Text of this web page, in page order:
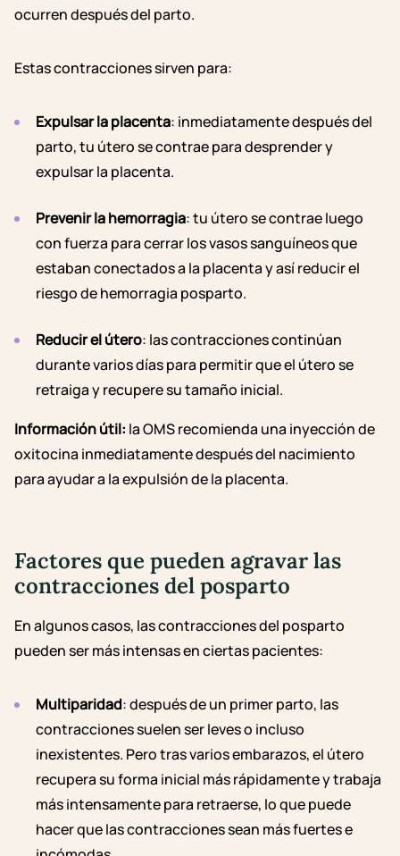
ocurren después del parto.
Estas contracciones sirven para:
Expulsar la placenta: inmediatamente después del
parto, tu útero se contrae para desprender y
expulsar la placenta.
Prevenir la hemorragia: tu útero se contrae luego
con fuerza para cerrar los vasos sanguíneos que
estaban conectados a la placenta y así reducir el
riesgo de hemorragia posparto.
Reducir el útero: las contracciones continúan
durante varios días para permitir que el útero se
retraiga y recupere su tamaño inicial.
Información útil: la OMS recomienda una inyección de
oxitocina inmediatamente después del nacimiento
para ayudar a la expulsión de la placenta.
Factores que pueden agravar las
contracciones del posparto
En algunos casos, las contracciones del posparto
pueden ser más intensas en ciertas pacientes:
Multiparidad: después de un primer parto, las
contracciones suelen ser leves o incluso
inexistentes. Pero tras varios embarazos, el útero
recupera su forma inicial más rápidamente y trabaja
más intensamente para retraerse, lo que puede
hacer que las contracciones sean más fuertes e